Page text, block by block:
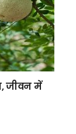
जीवन में